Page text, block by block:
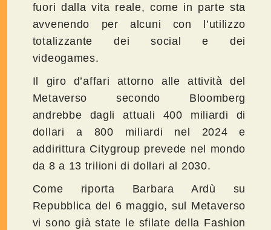
fuori dalla vita reale, come in parte sta
avvenendo per alcuni con l’utilizzo
totalizzante dei social e dei
videogames.
Il giro d’affari attorno alle attività del
Metaverso secondo Bloomberg
andrebbe dagli attuali 400 miliardi di
dollari a 800 miliardi nel 2024 e
addirittura Citygroup prevede nel mondo
da 8 a 13 trilioni di dollari al 2030.
Come riporta Barbara Ardù su
Repubblica del 6 maggio, sul Metaverso
vi sono già state le sfilate della Fashion